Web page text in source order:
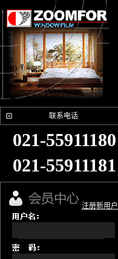
联系电话
021-55911180
021-55911181
注册新用户